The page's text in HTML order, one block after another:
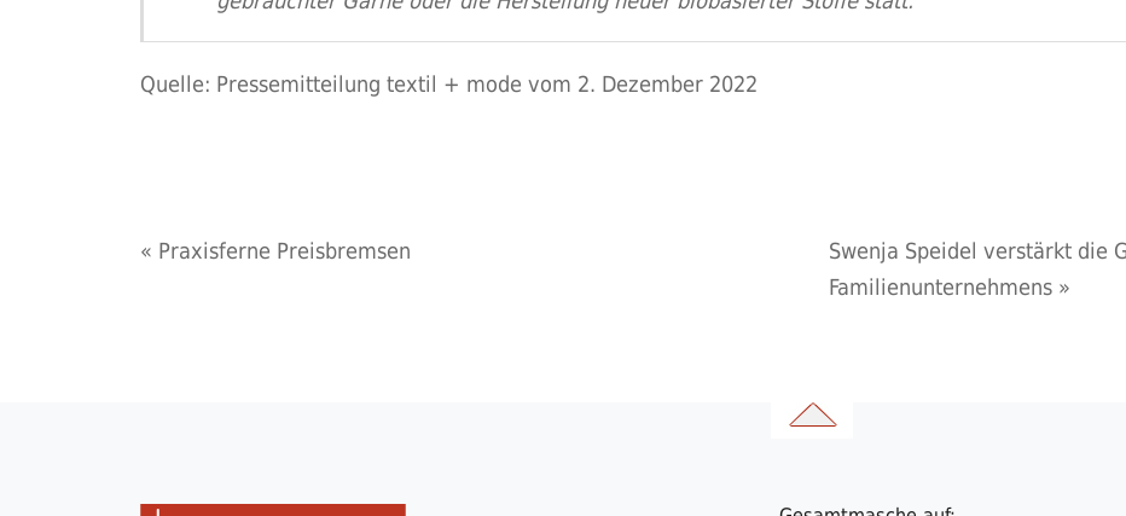
Quelle: Pressemitteilung textil + mode vom 2. Dezember 2022
« Praxisferne Preisbremsen
Swenja Speidel verstärkt die
Familienunternehmens»